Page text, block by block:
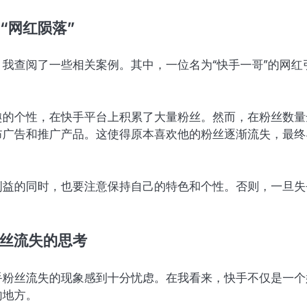
网红陨落”
查阅了一些相关案例。其中，一位名为“快手一哥”的网红
个性，在快手平台上积累了大量粉丝。然而，在粉丝数
告和推广产品。这使得原本喜欢他的粉丝逐渐流失，最
的同时，也要注意保持自己的特色和个性。否则，一旦
流失的思考
丝流失的现象感到十分忧虑。在我看来，快手不仅是一
方。